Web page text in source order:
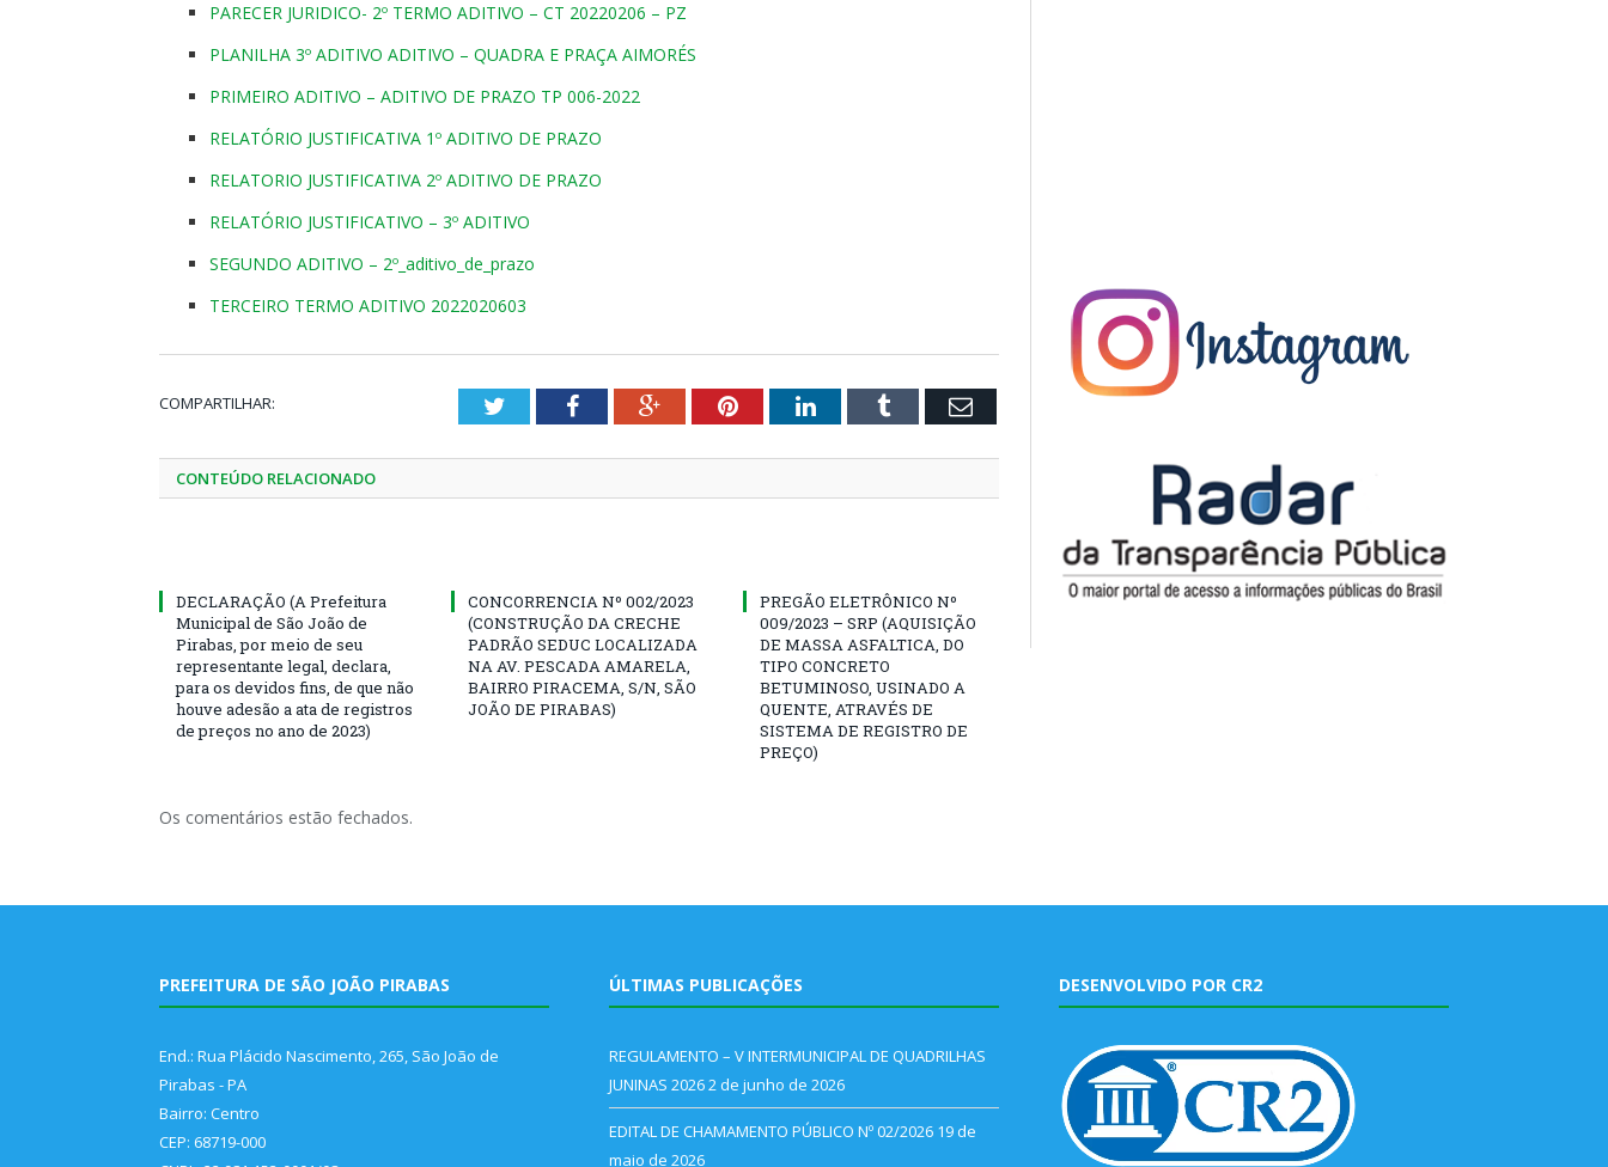
PARECER JURIDICO- 2º TERMO ADITIVO – CT 20220206 – PZ
PLANILHA 3º ADITIVO ADITIVO – QUADRA E PRAÇA AIMORÉS
PRIMEIRO ADITIVO – ADITIVO DE PRAZO TP 006-2022
RELATÓRIO JUSTIFICATIVA 1º ADITIVO DE PRAZO
RELATORIO JUSTIFICATIVA 2º ADITIVO DE PRAZO
RELATÓRIO JUSTIFICATIVO – 3º ADITIVO
SEGUNDO ADITIVO – 2º_aditivo_de_prazo
TERCEIRO TERMO ADITIVO 2022020603
COMPARTILHAR: TwitterFacebookGoogle+PinterestLinkedInTumblr Email
CONTEÚDO RELACIONADO
DECLARAÇÃO (A Prefeitura
Municipal de São João de
Pirabas, por meio de seu
representante legal, declara,
para os devidos fins, de que não
houve adesão a ata de registros
de preços no ano de 2023)
CONCORRENCIA Nº 002/2023
(CONSTRUÇÃO DA CRECHE
PADRÃO SEDUC LOCALIZADA
NA AV. PESCADA AMARELA,
BAIRRO PIRACEMA, S/N, SÃO
JOÃO DE PIRABAS)
PREGÃO ELETRÔNICO Nº
009/2023 – SRP (AQUISIÇÃO
DE MASSA ASFALTICA, DO
TIPO CONCRETO
BETUMINOSO, USINADO A
QUENTE, ATRAVÉS DE
SISTEMA DE REGISTRO DE
PREÇO)
Os comentários estão fechados.
PREFEITURA DE SÃO JOÃO PIRABAS
End.: Rua Plácido Nascimento, 265, São João de
Pirabas - PA
Bairro: Centro
CEP: 68719-000
ÚLTIMAS PUBLICAÇÕES
REGULAMENTO – V INTERMUNICIPAL DE QUADRILHAS
JUNINAS 20262 de junho de 2026
EDITAL DE CHAMAMENTO PÚBLICO Nº 02/2026 19 de
maio de 2026
DESENVOLVIDO POR CR2